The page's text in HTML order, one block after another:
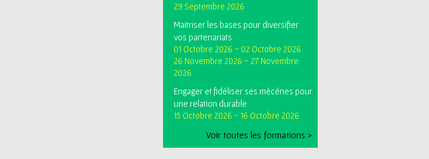
29 Septembre 2026
Maitriser les bases pour diversifier
vos partenariats
01 Octobre 2026 - 02 Octobre 2026
26 Novembre 2026 - 27 Novembre
2026
Engager et fidéliser ses mécénes pour
une relation durable
15 Octobre 2026 - 16 Octobre 2026
Voir toutes les formations >